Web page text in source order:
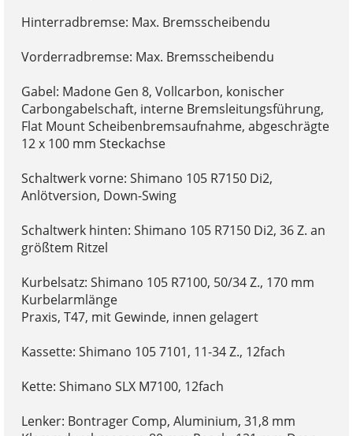
Hinterradbremse: Max. Bremsscheibendu
Vorderradbremse: Max. Bremsscheibendu
Gabel: Madone Gen 8, Vollcarbon, konischer
Carbongabelschaft, interne Bremsleitungsführung,
Flat Mount Scheibenbremsaufnahme, abgeschrägte
12 x 100 mm Steckachse
Schaltwerk vorne: Shimano 105 R7150 Di2,
Anlötversion, Down-Swing
Schaltwerk hinten: Shimano 105 R7150 Di2, 36 Z. an
größtem Ritzel
Kurbelsatz: Shimano 105 R7100, 50/34 Z., 170 mm
Kurbelarmlänge
Praxis, T47, mit Gewinde, innen gelagert
Kassette: Shimano 105 7101, 11-34 Z., 12fach
Kette: Shimano SLX M7100, 12fach
Lenker: Bontrager Comp, Aluminium, 31,8 mm